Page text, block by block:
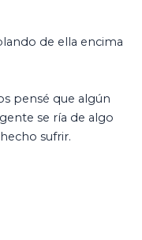
de ella encima
pensé que algún
se ría de algo
sufrir.